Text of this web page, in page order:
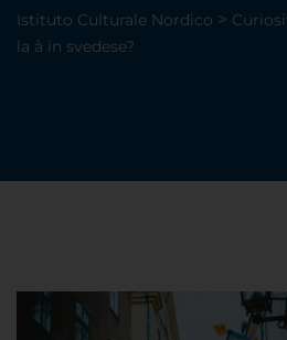
Istituto Culturale Nordico >
la å in svedese?